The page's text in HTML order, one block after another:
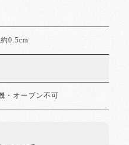
0.5cm
・オーブン不可